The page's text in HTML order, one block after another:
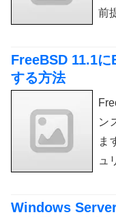
前
FreeBSD 11.1
する方法
ン
ま
ュ
Windows